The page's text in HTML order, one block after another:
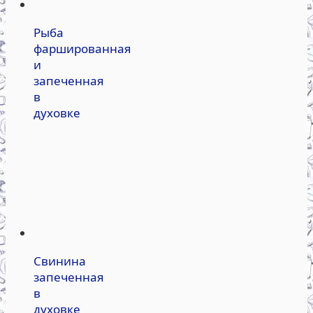
Рыба
фаршированная
и
запеченная
в
духовке
Свинина
запеченная
в
духовке